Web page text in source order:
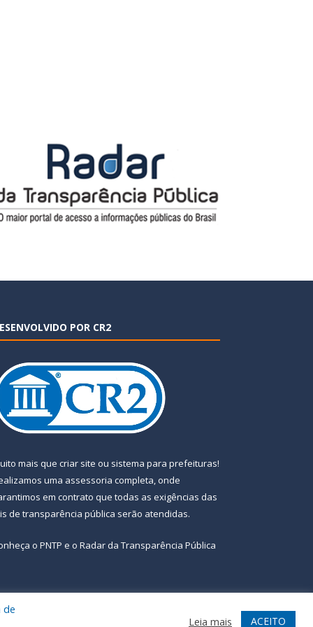
POR CR2
mais que criar site ou sistema para prefeituras!
uma assessoria completa, onde
em contrato que todas as exigências das
de transparência pública serão atendidas.
o PNTP e o Radar da Transparência Pública
Acessar Webmail
de
Leia mais ACEITO